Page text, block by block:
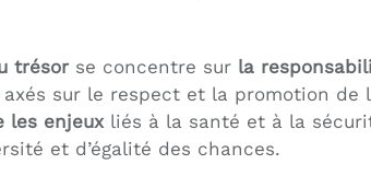
trésorse concentre sur la
axés sur le respect et la promotion de
les enjeuxliés à la santé et à la
et d’égalité des chances.